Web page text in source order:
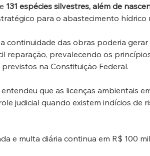
131 espécies silvestres, além de
para o abastecimento hídrico
continuidade das obras poderia
reparação, prevalecendo os
na Constituição Federal.
que as licenças ambientais
judicial quando existem indícios de
e multa diária continua em R$ 100 mil